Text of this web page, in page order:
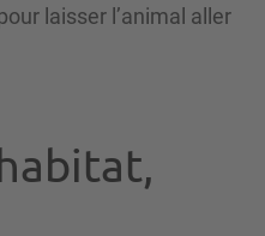
laisser l’animal aller